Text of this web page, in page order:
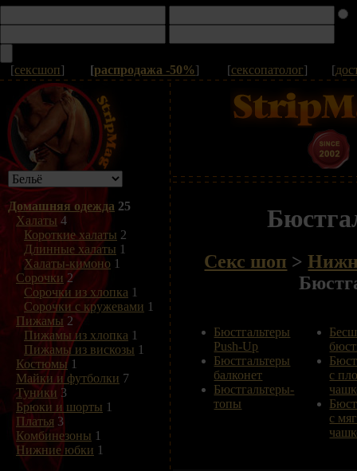
[сексшоп] [распродажа -50%] [сексопатолог] [
Домашняя одежда 25
Халаты 4
Короткие халаты 2
Длинные халаты 1
Халаты-кимоно 1
Сорочки 2
Сорочки из хлопка 1
Сорочки с кружевами 1
Пижамы 2
Пижамы из хлопка 1
Пижамы из вискозы 1
Костюмы1
Майки и футболки 7
Туники 3
Брюки и шорты 1
Платья 3
Комбинезоны 1
Нижние юбки 1
Секс шоп >
Бюстгальтеры
Push-Up
Бюстгальтеры
балконет
Бюстгальтеры-
топы
с
с